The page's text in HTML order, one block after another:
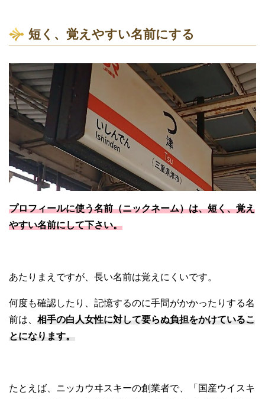
短く、覚えやすい名前にする
プロフィールに使う名前（ニックネーム）は、短く、覚え
やすい名前にして下さい。
あたりまえですが、長い名前は覚えにくいです。
何度も確認したり、記憶するのに手間がかかったりする名
前は、 相手の白人女性に対して要らぬ負担をかけているこ
とになります。
たとえば、ニッカウヰスキーの創業者で、「国産ウイスキ